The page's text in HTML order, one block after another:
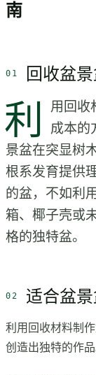
南
回收盆
利
用回收
成本的
景盆在突显树
根系发育提供
的盆，不如利
箱、椰子壳或
格的独特盆。
适合盆
利用回收材料制
创造出独特的作